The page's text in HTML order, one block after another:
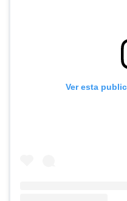
Ver esta